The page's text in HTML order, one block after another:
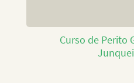
Curso de Perito